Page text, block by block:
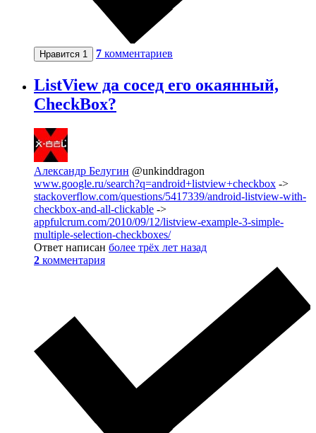
Нравится 1 7 комментариев
ListView да сосед его окаянный,
CheckBox?
Александр Белугин @unkinddragon
www.google.ru/search?q=android+listview+checkbox ->
stackoverflow.com/questions/5417339/android-listview-with-
checkbox-and-all-clickable ->
appfulcrum.com/2010/09/12/listview-example-3-simple-
multiple-selection-checkboxes/
Ответ написан более трёх лет назад
2 комментария